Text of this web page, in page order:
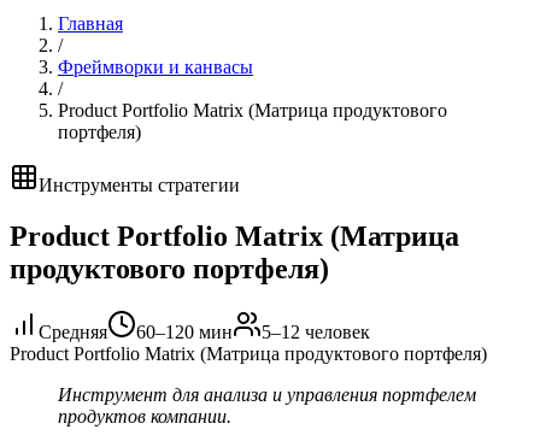
Главная
/
Фреймворки и канвасы
/
Product Portfolio Matrix (Матрица продуктового
портфеля)
Инструменты стратегии
Product Portfolio Matrix (Матрица
продуктового портфеля)
Средняя 60–120 мин
5–12 человек
Product Portfolio Matrix (Матрица продуктового портфеля)
Инструмент для анализа и управления портфелем
продуктов компании.